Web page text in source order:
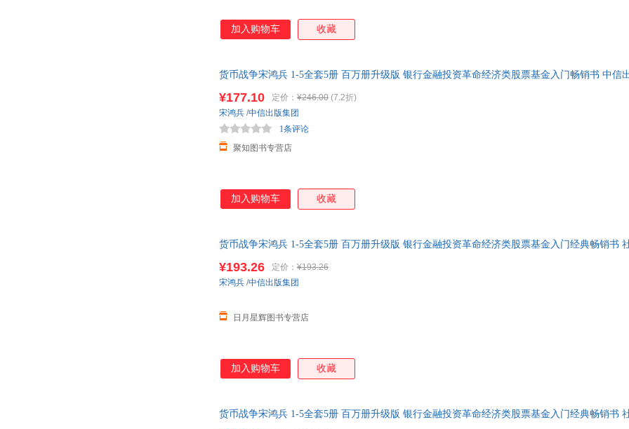
加入购物车 收藏
货币战争宋鸿兵 1-5全套5册 百万册升级版 银行金融投资革命经济类股票基金入门畅销书 中信
¥177.10 定价： ¥246.00 (7.2折)
聚知图书专营店
1条评论
宋鸿兵 /中信出版集团
加入购物车 收藏
货币战争宋鸿兵 1-5全套5册 百万册升级版 银行金融投资革命经济类股票基金入门经典畅销书
¥193.26 定价： ¥193.26
日月星辉图书专营店
宋鸿兵 /中信出版集团
加入购物车 收藏
货币战争宋鸿兵 1-5全套5册 百万册升级版 银行金融投资革命经济类股票基金入门经典畅销书